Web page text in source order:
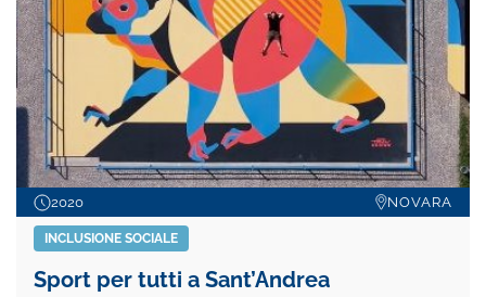
2020 NOVARA
INCLUSIONE SOCIALE
Sport per tutti a Sant’Andrea